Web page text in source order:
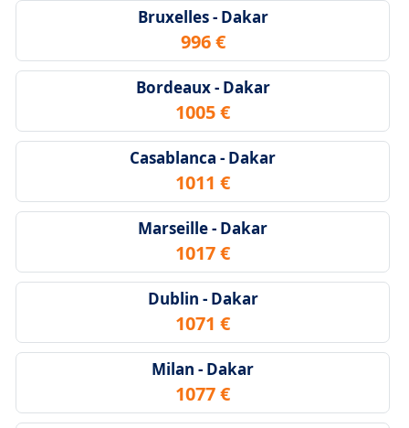
Bruxelles - Dakar
996 €
Bordeaux - Dakar
1005 €
Casablanca - Dakar
1011 €
Marseille - Dakar
1017 €
Dublin - Dakar
1071 €
Milan - Dakar
1077 €